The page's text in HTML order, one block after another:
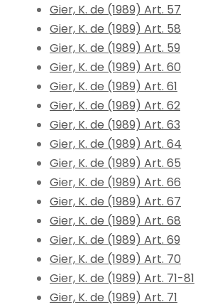
Gier, K. de (1989) Art. 57
Gier, K. de (1989) Art. 58
Gier, K. de (1989) Art. 59
Gier, K. de (1989) Art. 60
Gier, K. de (1989) Art. 61
Gier, K. de (1989) Art. 62
Gier, K. de (1989) Art. 63
Gier, K. de (1989) Art. 64
Gier, K. de (1989) Art. 65
Gier, K. de (1989) Art. 66
Gier, K. de (1989) Art. 67
Gier, K. de (1989) Art. 68
Gier, K. de (1989) Art. 69
Gier, K. de (1989) Art. 70
Gier, K. de (1989) Art. 71-81
Gier, K. de (1989) Art. 71